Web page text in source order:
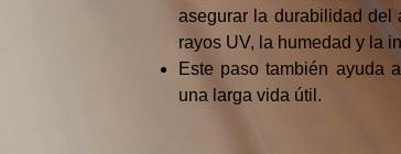
asegurar la durabilidad del
rayos UV, la humedad y la
Este paso también ayuda
una larga vida útil.